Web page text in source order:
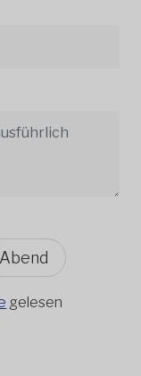
Abend
gelesen